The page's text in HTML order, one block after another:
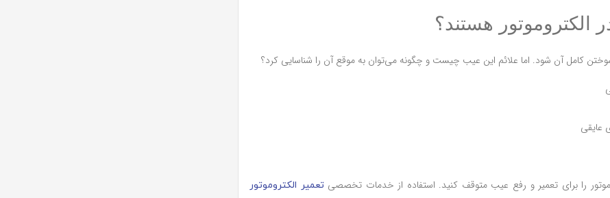
الکتروموتور هستند؟
کامل آن شود. اما علائم این عیب چیست و چگونه می‌توان به موقع آن را شناسایی کرد؟
عایقی
موتور را برای تعمیر و رفع عیب متوقف کنید. استفاده از خدمات تخصصیتعمیر الکتروموتور